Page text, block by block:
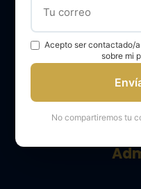
Opiniones de los
Resultados de los
Acepto ser contactado/
sobre mi
No compartiremos tu